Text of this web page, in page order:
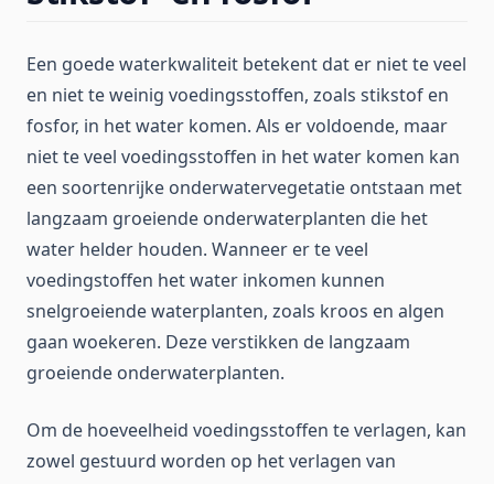
Een goede waterkwaliteit betekent dat er niet te veel
en niet te weinig voedingsstoffen, zoals stikstof en
fosfor, in het water komen. Als er voldoende, maar
niet te veel voedingsstoffen in het water komen kan
een soortenrijke onderwatervegetatie ontstaan met
langzaam groeiende onderwaterplanten die het
water helder houden. Wanneer er te veel
voedingstoffen het water inkomen kunnen
snelgroeiende waterplanten, zoals kroos en algen
gaan woekeren. Deze verstikken de langzaam
groeiende onderwaterplanten.
Om de hoeveelheid voedingsstoffen te verlagen, kan
zowel gestuurd worden op het verlagen van